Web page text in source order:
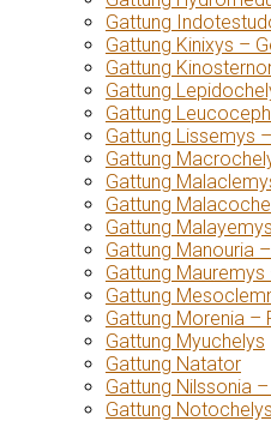
Gattung
Gattung Kinixys –
Gattung
Gattung
Gattung
Gattung Lissemys
Gattung
Gattung
Gattung
Gattung Malayemys
Gattung Manouria
Gattung
Gattung
Gattung Morenia –
Gattung Myuchelys
Gattung Natator
Gattung Nilssonia
Gattung Notochelys